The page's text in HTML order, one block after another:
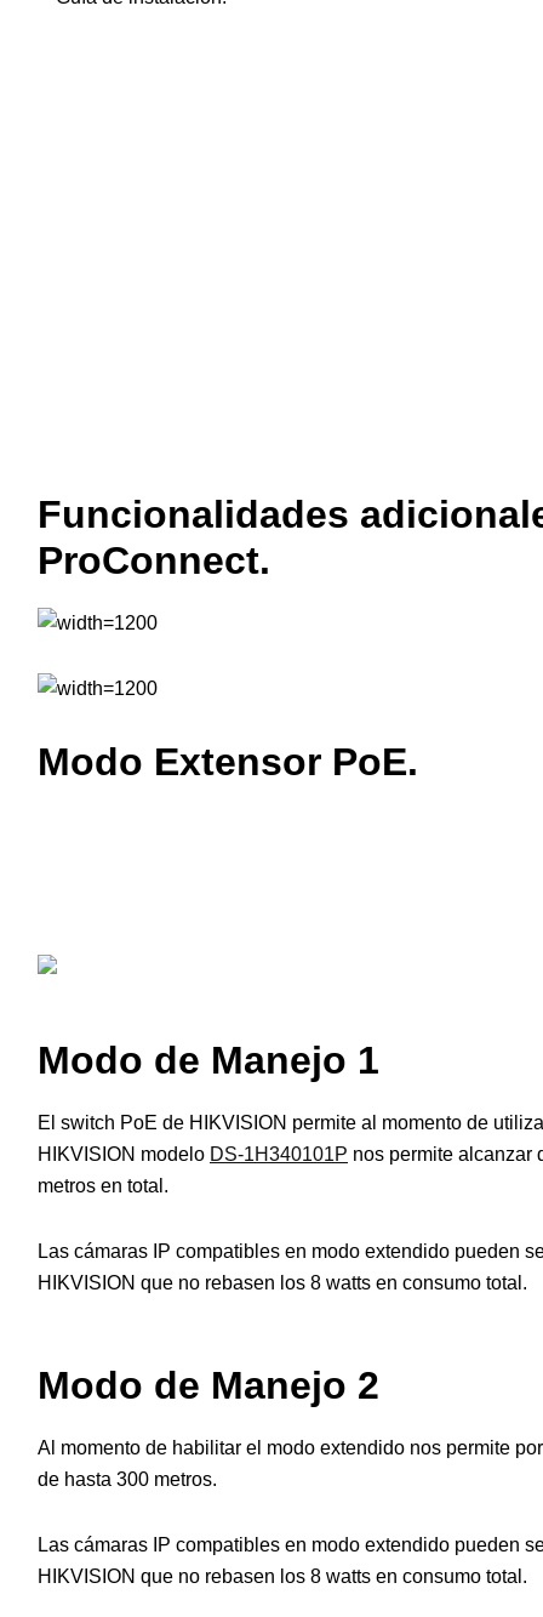
Funcionalidades
ProConnect.
Modo Extensor PoE.
Modo de Manejo 1
El switch PoE de HIKVISION permite al momento de
HIKVISION modelo DS-1H340101P nos permite alcanzar
metros en total.
Las cámaras IP compatibles en modo extendido pueden
HIKVISION que no rebasen los 8 watts en consumo total.
Modo de Manejo 2
Al momento de habilitar el modo extendido nos permite
de hasta 300 metros.
Las cámaras IP compatibles en modo extendido pueden
HIKVISION que no rebasen los 8 watts en consumo total.